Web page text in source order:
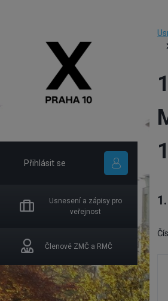
Přihlásit se
Usnesení a zápisy pro
veřejnost
Členové ZMČ a RMČ